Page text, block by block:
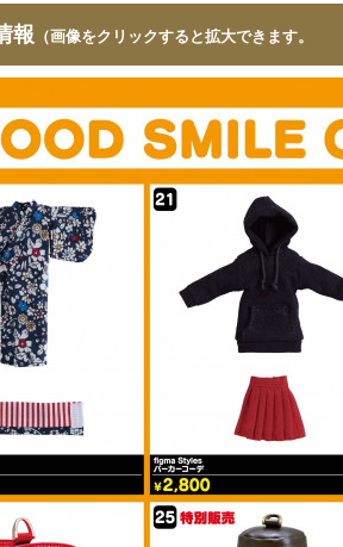
報 （画像をクリックすると拡大できます。